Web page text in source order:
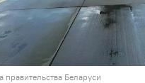
Беларуси